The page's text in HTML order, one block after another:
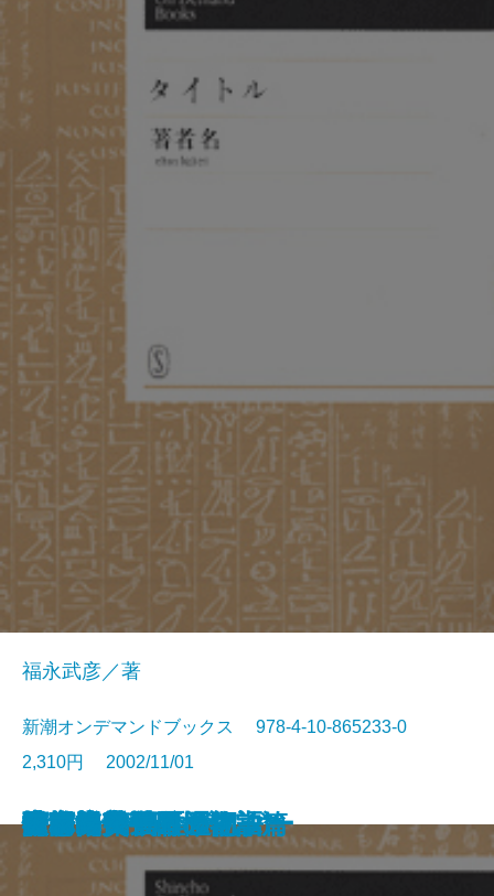
赤い氷河期
過ぎゆく日暦
黒の様式
赤穂浪士(上)
赤穂浪士(下)
技巧的生活
真空地帯
性に眼覚める頃
広場の孤独
随筆集 秋風日記
福永武彦／著
新潮オンデマンドブックス 978-4-10-865233-0
2,310円 2002/11/01
空白の天気図
陛下
倉橋由美子の怪奇掌篇
日本のアウトサイダー
雨
法師蝉
海市
破れた繭―耳の物語*
夜と陽炎―耳の物語**
アマノン国往還記